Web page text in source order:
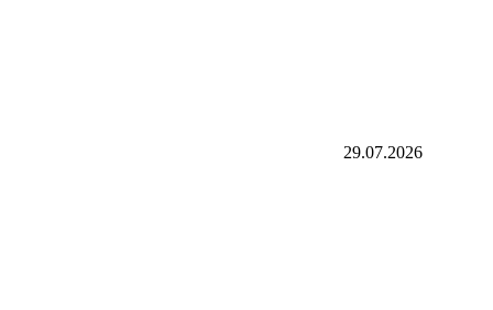
29.07.2026